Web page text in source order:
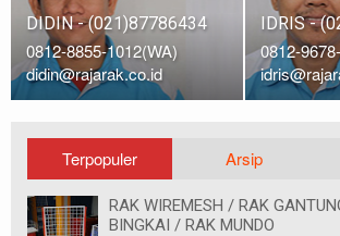
DIDIN - (021)87786434
0812-8855-1012(WA)
didin@rajarak.co.id
IDRIS -
0812-
Terpopuler Arsip
RAK WIREMESH / RAK
BINGKAI / RAK MUNDO